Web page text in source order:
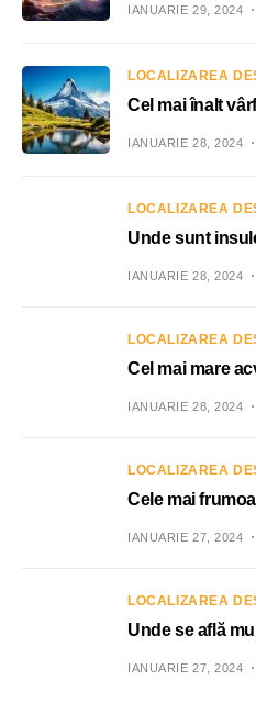
IANUARIE 29, 2024
LOCALIZAREA
Cel mai înalt
IANUARIE 28, 2024
LOCALIZAREA
Unde sunt
IANUARIE 28, 2024
LOCALIZAREA
Cel mai mare
IANUARIE 28, 2024
LOCALIZAREA
Cele mai
IANUARIE 27, 2024
LOCALIZAREA
Unde se află
IANUARIE 27, 2024